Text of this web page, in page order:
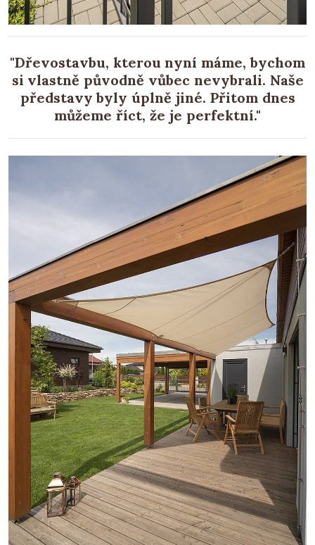
"Dřevostavbu, kterou nyní máme, bychom
si vlastně původně vůbec nevybrali. Naše
představy byly úplně jiné. Přitom dnes
můžeme říct, že je perfektní."